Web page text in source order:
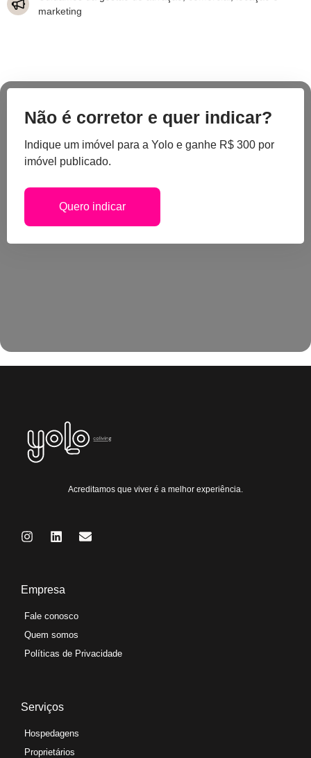
marketing
Não é corretor e quer indicar?
Indique um imóvel para a Yolo e ganhe R$ 300 por
imóvel publicado.
Quero indicar
Acreditamos que viver é a melhor experiência.
Empresa
Fale conosco
Quem somos
Políticas de Privacidade
Serviços
Hospedagens
Proprietários